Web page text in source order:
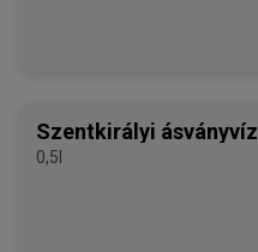
Szentkirályi ásványvíz
0,5l